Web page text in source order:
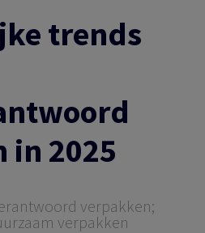
trends
in 2025
verpakken;
verpakken